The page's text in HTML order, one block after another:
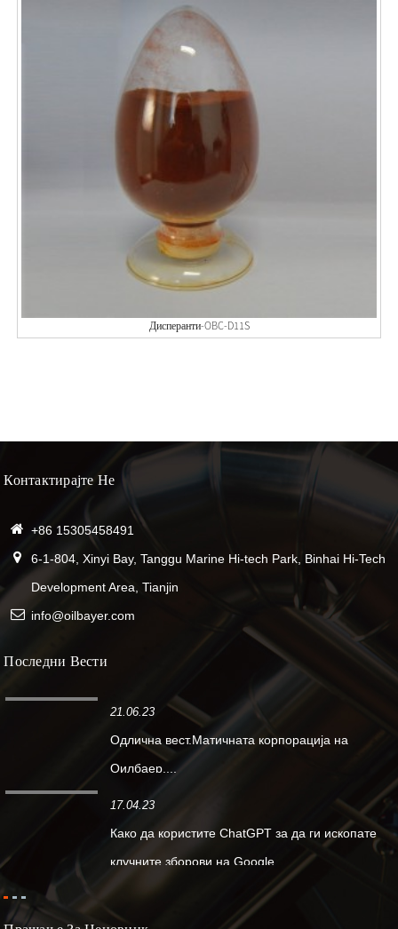
Дисперанти-OBC-D11S
Контактирајте Не
+86 15305458491
6-1-804, Xinyi Bay, Tanggu Marine Hi-tech Park, Binhai Hi-Tech
Development Area, Tianjin
info@oilbayer.com
Последни Вести
21.06.23
Одлична вест.Матичната корпорација на
Оилбаер....
17.04.23
Како да користите ChatGPT за да ги ископате
клучните зборови на Google...